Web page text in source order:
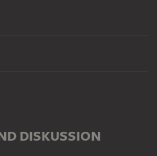
DISKUSSION